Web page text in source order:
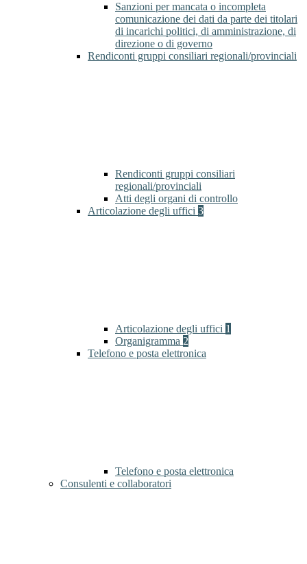
Sanzioni per mancata o incompleta
comunicazione dei dati da parte dei titolari
di incarichi politici, di amministrazione, di
direzione o di governo
Rendiconti gruppi consiliari regionali/provinciali
Rendiconti gruppi consiliari
regionali/provinciali
Atti degli organi di controllo
Articolazione degli uffici 3
Articolazione degli uffici 1
Organigramma 2
Telefono e posta elettronica
Telefono e posta elettronica
Consulenti e collaboratori